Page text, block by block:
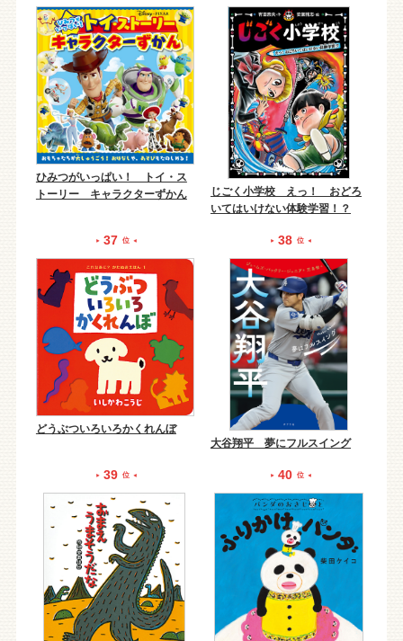
ひみつがいっぱい！ トイ・ス
トーリー キャラクターずかん
じごく小学校 えっ！ おどろ
いてはいけない体験学習！？
37 位
どうぶついろいろかくれんぼ
38 位
大谷翔平 夢にフルスイング
39 位 40 位